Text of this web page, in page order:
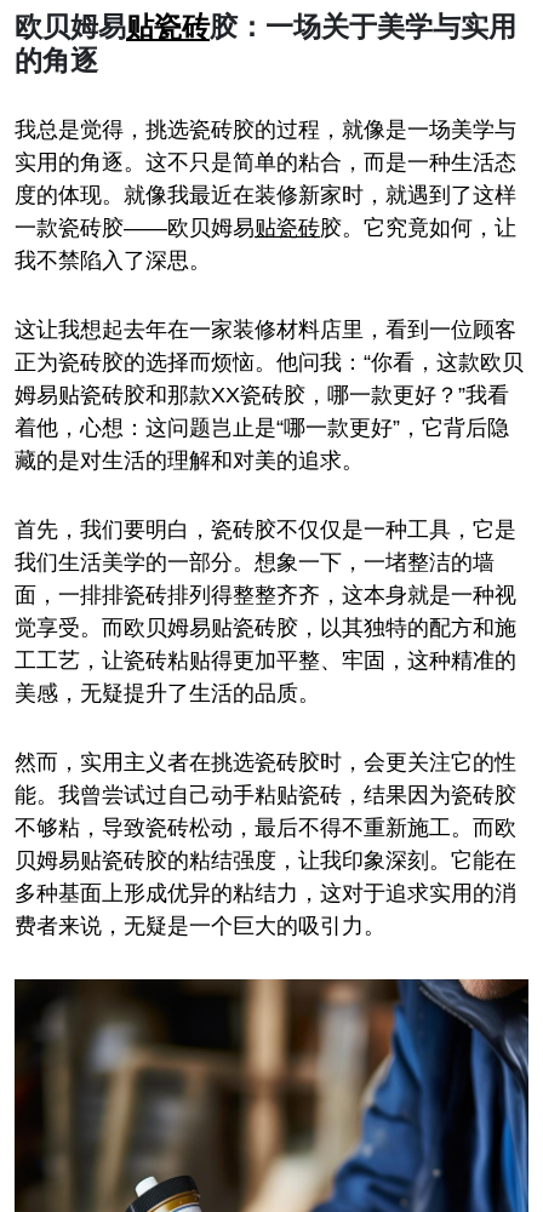
欧贝姆易贴瓷砖胶：一场关于美学与实用
的角逐
我总是觉得，挑选瓷砖胶的过程，就像是一场美学与
实用的角逐。这不只是简单的粘合，而是一种生活态
度的体现。就像我最近在装修新家时，就遇到了这样
一款瓷砖胶——欧贝姆易贴瓷砖胶。它究竟如何，让
我不禁陷入了深思。
这让我想起去年在一家装修材料店里，看到一位顾客
正为瓷砖胶的选择而烦恼。他问我：“你看，这款欧贝
姆易贴瓷砖胶和那款XX瓷砖胶，哪一款更好？”我看
着他，心想：这问题岂止是“哪一款更好”，它背后隐
藏的是对生活的理解和对美的追求。
首先，我们要明白，瓷砖胶不仅仅是一种工具，它是
我们生活美学的一部分。想象一下，一堵整洁的墙
面，一排排瓷砖排列得整整齐齐，这本身就是一种视
觉享受。而欧贝姆易贴瓷砖胶，以其独特的配方和施
工工艺，让瓷砖粘贴得更加平整、牢固，这种精准的
美感，无疑提升了生活的品质。
然而，实用主义者在挑选瓷砖胶时，会更关注它的性
能。我曾尝试过自己动手粘贴瓷砖，结果因为瓷砖胶
不够粘，导致瓷砖松动，最后不得不重新施工。而欧
贝姆易贴瓷砖胶的粘结强度，让我印象深刻。它能在
多种基面上形成优异的粘结力，这对于追求实用的消
费者来说，无疑是一个巨大的吸引力。